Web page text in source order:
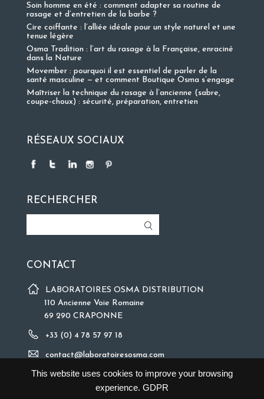
This website uses cookies to improve your browsing
experience. GDPR
Soin homme en été : comment adapter sa routine de
rasage et d’entretien de la barbe ?
Cire coiffante : l’alliée idéale pour un style naturel et une
tenue légère
Osma Tradition : l’art du rasage à la Française, enraciné
dans la Nature
Movember : pourquoi il est essentiel de parler de la
santé masculine — et comment Boutique Osma s’engage
Maîtriser la technique du rasage à l’ancienne (sabre,
coupe-choux) : sécurité, préparation, entretien
RÉSEAUX SOCIAUX
RECHERCHER
CONTACT
LABORATOIRES OSMA DISTRIBUTION
110 Ancienne Voie Romaine
69 290 CRAPONNE
+33 (0) 4 78 57 97 18
contact@laboratoiresosma.com